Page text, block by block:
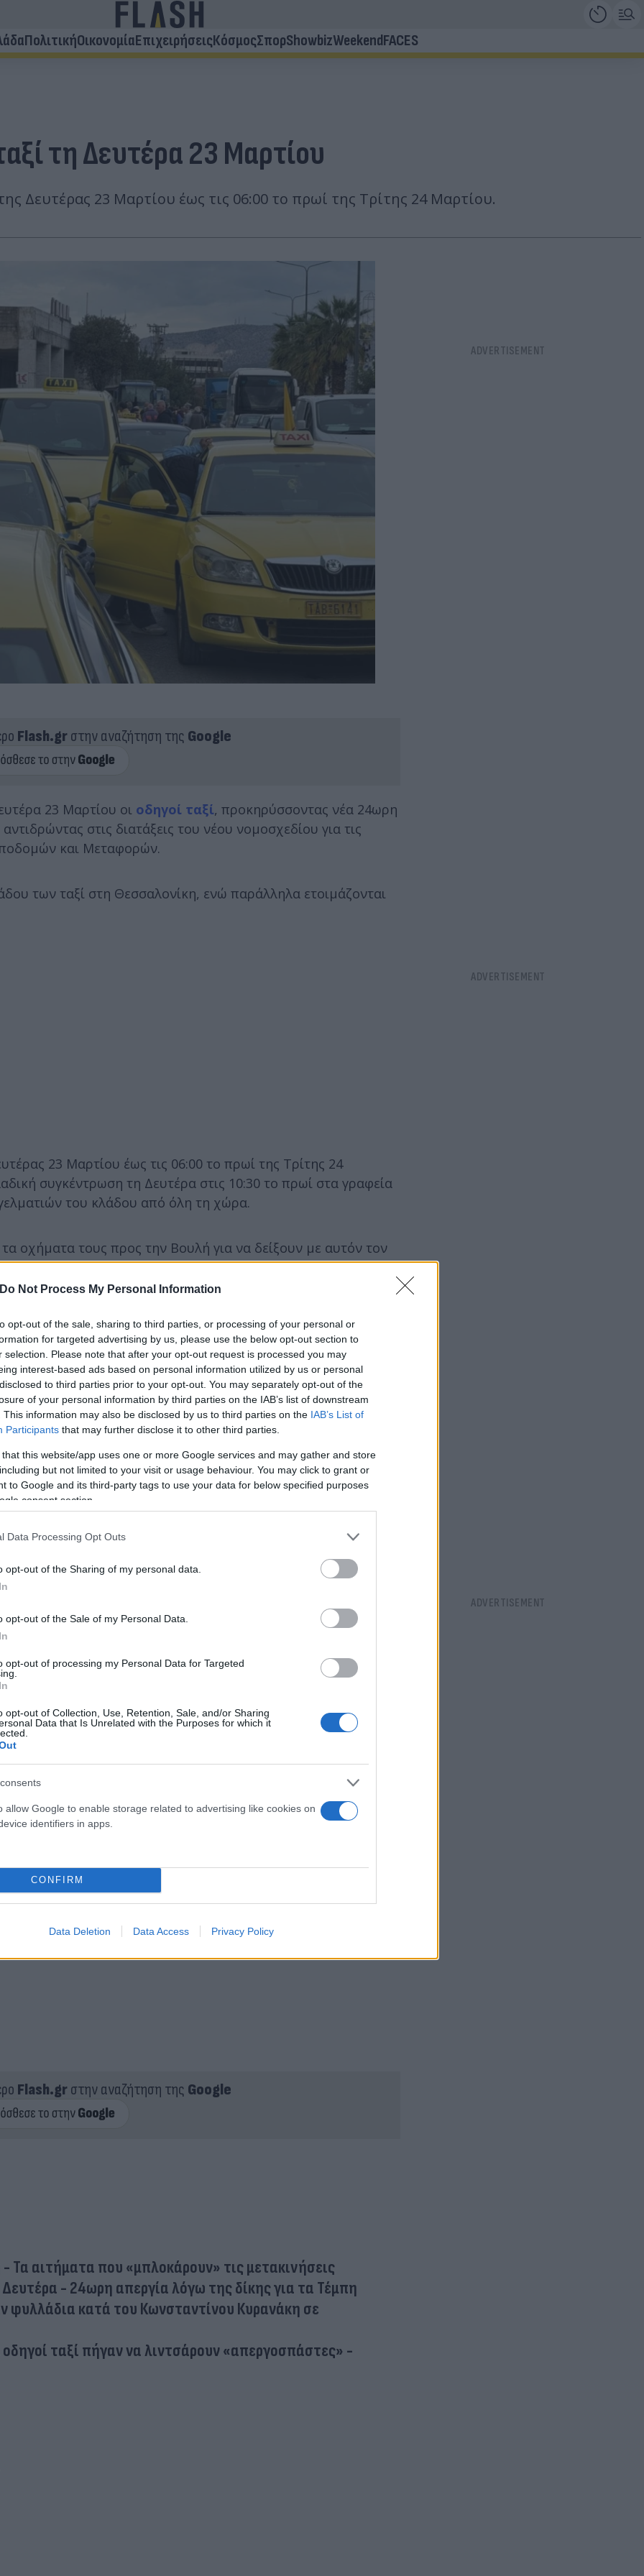
Do Not Process My Personal Information
opt-out of the sale, sharing to third parties, or processing of your personal or
for targeted advertising by us, please use the below opt-out section to
selection. Please note that after your opt-out request is processed you may
interest-based ads based on personal information utilized by us or personal
to third parties prior to your opt-out. You may separately opt-out of the
of your personal information by third parties on the IAB’s list of downstream
This information may also be disclosed by us to third parties on the IAB’s List of
Participants that may further disclose it to other third parties.
that this website/app uses one or more Google services and may gather and store
but not limited to your visit or usage behaviour. You may click to grant or
to Google and its third-party tags to use your data for below specified purposes
consent section.
Data Processing Opt Outs
opt-out of the Sharing of my personal data.
opt-out of the Sale of my Personal Data.
opt-out of processing my Personal Data for Targeted
opt-out of Collection, Use, Retention, Sale, and/or Sharing
Data that Is Unrelated with the Purposes for which it
allow Google to enable storage related to advertising like cookies on
identifiers in apps.
CONFIRM
Data Deletion Data Access Privacy Policy
ΠολιτικήΟικονομίαΕπιχειρήσειςΚόσμοςΣπορShowbizWeekendFACES
τη Δευτέρα 23 Μαρτίου
Δευτέρας 23 Μαρτίου έως τις 06:00 το πρωί της Τρίτης 24 Μαρτίου.
Flash.grστην αναζήτηση της Google
23 Μαρτίου οι οδηγοί ταξί, προκηρύσσοντας νέα 24ωρη
στις διατάξεις του νέου νομοσχεδίου για τις
και Μεταφορών.
των ταξί στη Θεσσαλονίκη, ενώ παράλληλα ετοιμάζονται
23 Μαρτίου έως τις 06:00 το πρωί της Τρίτης 24
συγκέντρωση τη Δευτέρα στις 10:30 το πρωί στα γραφεία
του κλάδου από όλη τη χώρα.
οχήματα τους προς την Βουλή για να δείξουν με αυτόν τον
Υποδομών και Μεταφορών.
το επάγγελμα, αναγνωρίζουν έμπρακτα πως δεν
είναι το μόνο σίγουρο πως θα τους γυρίσει την πλάτη.
να είμαστε απ' έξω την ημέρα της ψήφισης. Τη Δευτέρα ο
το πρωί της Τρίτης και θα είναι η ευκαιρία μας να
μας, να φωνάξουμε για το δίκαιο μας και να το
καθολική από όλη τη χώρα. Κανένα ταξί στο δρόμο!
και οι συνάδελφοι από την Αθήνα θα πρέπει να είναι
μας, ας το αποδείξουμε όλοι τη Δευτέρα!» τονίζεται
Αττικής εκφράζει την έντονη αντίθεσή του σε άρθρα του
προβλήματα σε βάρος του κλάδου, και ότι οι
χιλιάδες επαγγελματίες και τις οικογένειες τους.
οδηγών ταξί, έχει ζητήσει να διεξαχθεί ονομαστική
η στάση των βουλευτών απέναντι στις επίμαχες
Flash.grστην αναζήτηση της Google
Τα αιτήματα που «μπλοκάρουν» τις μετακινήσεις
- 24ωρη απεργία λόγω της δίκης για τα Τέμπη
φυλλάδια κατά του Κωνσταντίνου Κυρανάκη σε
ταξί πήγαν να λιντσάρουν «απεργοσπάστες» -